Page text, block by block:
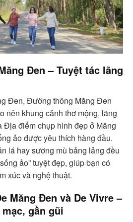
Đen – Tuyệt tác lãng
Đen, Đường thông Măng Đen
nên khung cảnh thơ mộng, lãng
Địa điểm chụp hình đẹp ở Măng
ảo được yêu thích hàng đầu.
lá hay sương mù bảng lảng đều
ảo” tuyệt đẹp, giúp bạn có
xúc và nghệ thuật.
Măng Đen và De Vivre –
gần gũi